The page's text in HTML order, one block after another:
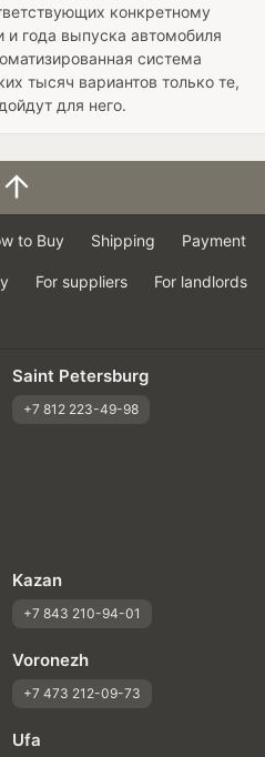
конкретному
года выпуска автомобиля
система
тысяч вариантов только те,
для него.
to Buy Shipping Payment
For suppliers For landlords
Saint Petersburg
+7 812 223-49-98
Kazan
+7 843 210-94-01
Voronezh
+7 473 212-09-73
Ufa